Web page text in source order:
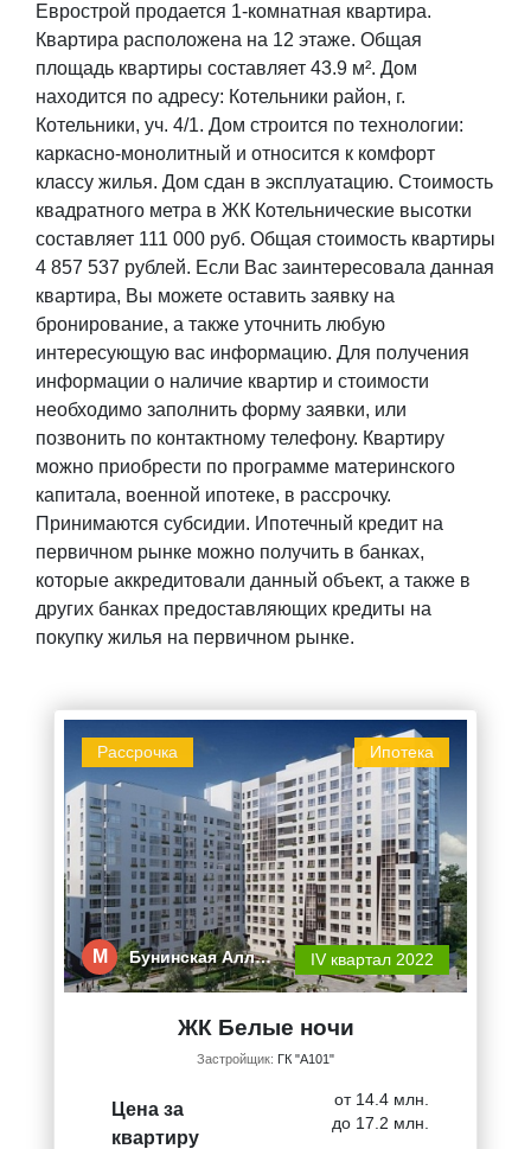
Еврострой продается 1-комнатная квартира.
Квартира расположена на 12 этаже. Общая
площадь квартиры составляет 43.9 м². Дом
находится по адресу: Котельники район, г.
Котельники, уч. 4/1. Дом строится по технологии:
каркасно-монолитный и относится к комфорт
классу жилья. Дом сдан в эксплуатацию. Стоимость
квадратного метра в ЖК Котельнические высотки
составляет 111 000 руб. Общая стоимость квартиры
4 857 537 рублей. Если Вас заинтересовала данная
квартира, Вы можете оставить заявку на
бронирование, а также уточнить любую
интересующую вас информацию. Для получения
информации о наличие квартир и стоимости
необходимо заполнить форму заявки, или
позвонить по контактному телефону. Квартиру
можно приобрести по программе материнского
капитала, военной ипотеке, в рассрочку.
Принимаются субсидии. Ипотечный кредит на
первичном рынке можно получить в банках,
которые аккредитовали данный объект, а также в
других банках предоставляющих кредиты на
покупку жилья на первичном рынке.
Ипотека
Рассрочка
М Бунинская Алл… IV квартал 2022
ЖК Белые ночи
Застройщик: ГК "А101"
Цена за
квартиру
от 14.4 млн.
до 17.2 млн.